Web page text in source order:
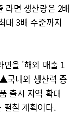
라면 생산량은 2배
대 3배 수준까지
면을 '해외 매출 1
국내외 생산력 증
출시 지역 확대
칠 계획이다.